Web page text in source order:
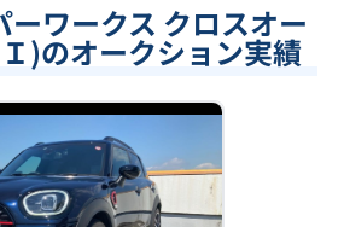
ーワークス クロスオー
)のオークション実績